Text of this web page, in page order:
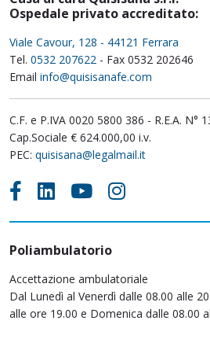
Ospedale privato accreditato:
Viale Cavour, 128 - 44121 Ferrara
Tel. 0532 207622 - Fax 0532 202646
Email info@quisisanafe.com
C.F. e P.IVA 0020 5800 386 - R.E.A. N°
Cap.Sociale € 624.000,00 i.v.
PEC: quisisana@legalmail.it
Poliambulatorio
Accettazione ambulatoriale
Dal Lunedì al Venerdì dalle 08.00 alle
alle ore 19.00 e Domenica dalle 08.00